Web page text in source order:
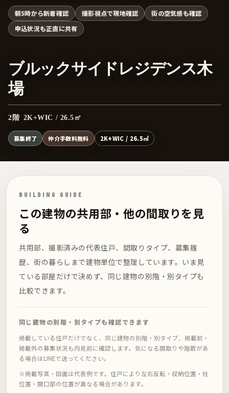
朝5時から新着確認 撮影視点で現地確認
街の空気感も確認
申込状況も正直に共有
ブルックサイドレジデンス木
場
2階 2K+WIC / 26.5㎡
募集終了 仲介手数料無料 2K+WIC / 26.5㎡
BUILDING GUIDE
この建物の共用部・他の間取りを見
る
共用部、撮影済みの代表住戸、間取りタイプ、募集履
歴、街の暮らしまで建物単位で整理しています。いま見
ている部屋だけで決めず、同じ建物の別階・別タイプも
比較できます。
同じ建物の別階・別タイプも確認できます
掲載している住戸だけでなく、同じ建物の別階・別タイプ、掲載前・
掲載外の募集状況も内見前に確認します。気になる間取りや階数があ
る場合はLINEで送ってください。
※掲載写真・図面は代表例です。住戸により左右反転・収納位置・柱
位置・開口部の位置が異なる場合があります。